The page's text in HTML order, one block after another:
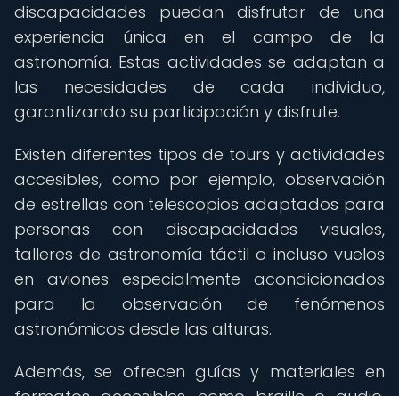
discapacidades puedan disfrutar de una
experiencia única en el campo de la
astronomía. Estas actividades se adaptan a
las necesidades de cada individuo,
garantizando su participación y disfrute.
Existen diferentes tipos de tours y actividades
accesibles, como por ejemplo, observación
de estrellas con telescopios adaptados para
personas con discapacidades visuales,
talleres de astronomía táctil o incluso vuelos
en aviones especialmente acondicionados
para la observación de fenómenos
astronómicos desde las alturas.
Además, se ofrecen guías y materiales en